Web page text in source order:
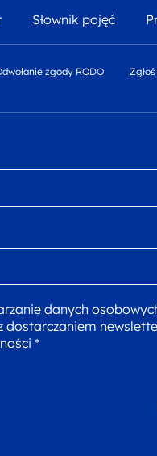
Słownik pojęć
zgody RODO Zgłoś
danych
*